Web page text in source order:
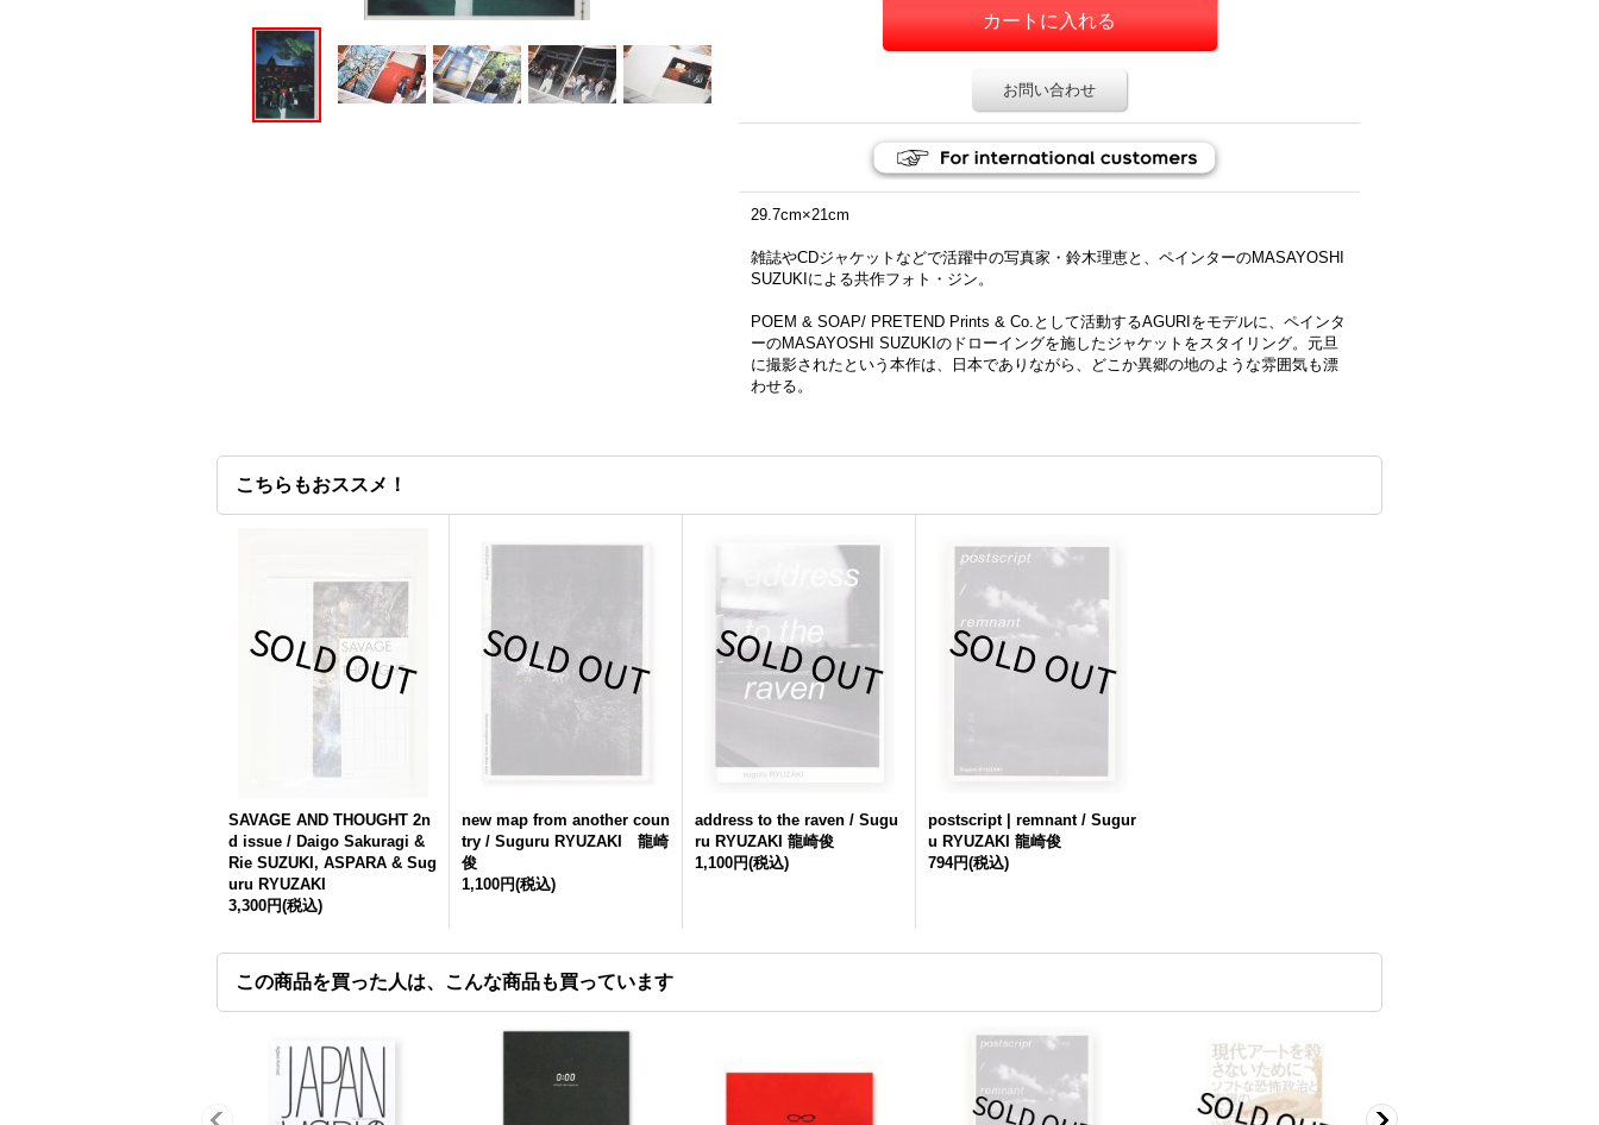
お問い合わせ
29.7cm×21cm
雑誌やCDジャケットなどで活躍中の写真家・鈴木理恵と、ペインターのMASAYOSHI
SUZUKIによる共作フォト・ジン。
POEM & SOAP/ PRETEND Prints & Co.として活動するAGURIをモデルに、ペインタ
ーのMASAYOSHI SUZUKIのドローイングを施したジャケットをスタイリング。元旦
に撮影されたという本作は、日本でありながら、どこか異郷の地のような雰囲気も漂
わせる。
こちらもおススメ！
SAVAGE AND THOUGHT 2n
d issue / Daigo Sakuragi &
Rie SUZUKI, ASPARA & Sug
uru RYUZAKI
3,300円(税込)
new map from another coun
try / Suguru RYUZAKI 龍崎
俊
1,100円(税込)
address to the raven / Sugu
ru RYUZAKI 龍崎俊
1,100円(税込)
postscript | remnant / Sugur
u RYUZAKI 龍崎俊
794円(税込)
この商品を買った人は、こんな商品も買っています